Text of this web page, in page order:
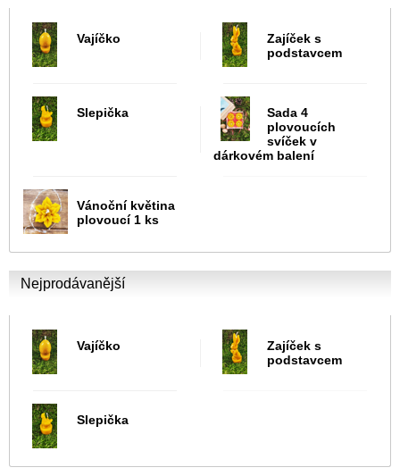
Vajíčko
Zajíček s
podstavcem
Slepička
Sada 4
plovoucích
svíček v
dárkovém balení
Vánoční květina
plovoucí 1 ks
Nejprodávanější
Vajíčko
Zajíček s
podstavcem
Slepička